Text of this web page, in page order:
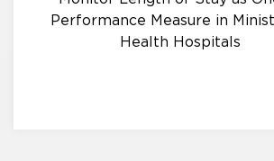
Performance Measure in
Health Hospitals